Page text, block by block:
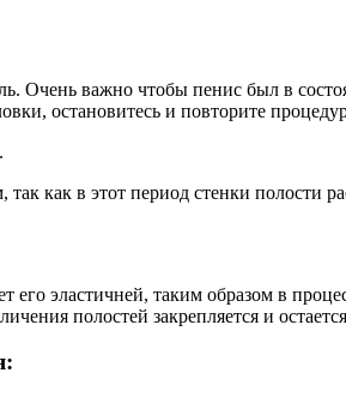
Очень важно чтобы пенис был в
остановитесь и повторите
как в этот период стенки полости
его эластичней, таким образом в
полостей закрепляется и